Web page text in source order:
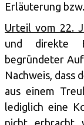
Erläuterung
Urteil vom 22.
und direkte
begründeter
Nachweis, dass
aus einem
lediglich eine
nicht erbracht